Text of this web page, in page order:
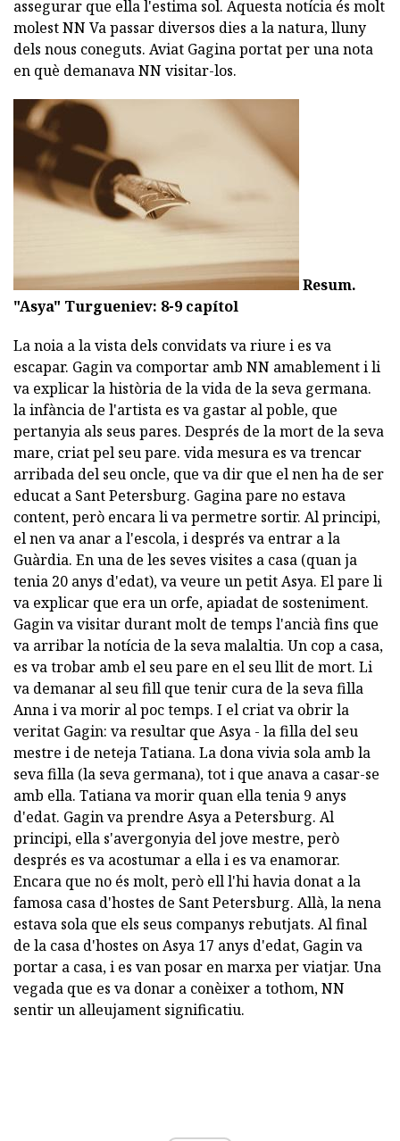
assegurar que ella l'estima sol. Aquesta notícia és molt
molest NN Va passar diversos dies a la natura, lluny
dels nous coneguts. Aviat Gagina portat per una nota
en què demanava NN visitar-los.
Resum.
"Asya" Turgueniev: 8-9 capítol
La noia a la vista dels convidats va riure i es va
escapar. Gagin va comportar amb NN amablement i li
va explicar la història de la vida de la seva germana.
la infància de l'artista es va gastar al poble, que
pertanyia als seus pares. Després de la mort de la seva
mare, criat pel seu pare. vida mesura es va trencar
arribada del seu oncle, que va dir que el nen ha de ser
educat a Sant Petersburg. Gagina pare no estava
content, però encara li va permetre sortir. Al principi,
el nen va anar a l'escola, i després va entrar a la
Guàrdia. En una de les seves visites a casa (quan ja
tenia 20 anys d'edat), va veure un petit Asya. El pare li
va explicar que era un orfe, apiadat de sosteniment.
Gagin va visitar durant molt de temps l'ancià fins que
va arribar la notícia de la seva malaltia. Un cop a casa,
es va trobar amb el seu pare en el seu llit de mort. Li
va demanar al seu fill que tenir cura de la seva filla
Anna i va morir al poc temps. I el criat va obrir la
veritat Gagin: va resultar que Asya - la filla del seu
mestre i de neteja Tatiana. La dona vivia sola amb la
seva filla (la seva germana), tot i que anava a casar-se
amb ella. Tatiana va morir quan ella tenia 9 anys
d'edat. Gagin va prendre Asya a Petersburg. Al
principi, ella s'avergonyia del jove mestre, però
després es va acostumar a ella i es va enamorar.
Encara que no és molt, però ell l'hi havia donat a la
famosa casa d'hostes de Sant Petersburg. Allà, la nena
estava sola que els seus companys rebutjats. Al final
de la casa d'hostes on Asya 17 anys d'edat, Gagin va
portar a casa, i es van posar en marxa per viatjar. Una
vegada que es va donar a conèixer a tothom, NN
sentir un alleujament significatiu.